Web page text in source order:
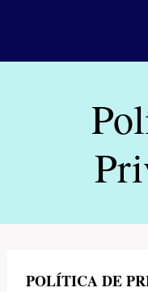
POLÍTICA DE